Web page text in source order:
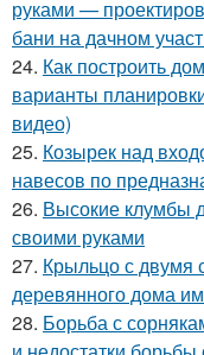
руками —
бани на дачном
24. Как построить
варианты
видео)
25. Козырек над
навесов по
26. Высокие клумбы
своими руками
27. Крыльцо с двумя
деревянного дома
28. Борьба с